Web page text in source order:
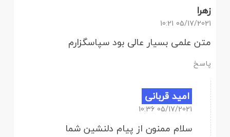
زهرا
05/17/2021 10:21
متن علمی بسیار عالی بود سپاسگزارم
پاسخ
امید قربانی
05/17/2021 10:36
سلام ممنون از پیام دلنشین شما